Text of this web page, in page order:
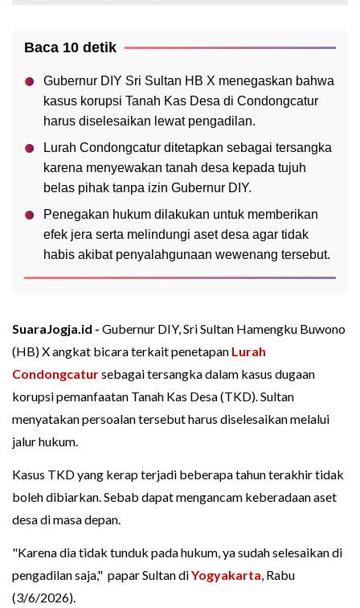
Baca 10 detik
Gubernur DIY Sri Sultan HB X menegaskan bahwa
kasus korupsi Tanah Kas Desa di Condongcatur
harus diselesaikan lewat pengadilan.
Lurah Condongcatur ditetapkan sebagai tersangka
karena menyewakan tanah desa kepada tujuh
belas pihak tanpa izin Gubernur DIY.
Penegakan hukum dilakukan untuk memberikan
efek jera serta melindungi aset desa agar tidak
habis akibat penyalahgunaan wewenang tersebut.
SuaraJogja.id - Gubernur DIY, Sri Sultan Hamengku Buwono
(HB) X angkat bicara terkait penetapan Lurah
Condongcatursebagai tersangka dalam kasus dugaan
korupsi pemanfaatan Tanah Kas Desa (TKD). Sultan
menyatakan persoalan tersebut harus diselesaikan melalui
jalur hukum.
Kasus TKD yang kerap terjadi beberapa tahun terakhir tidak
boleh dibiarkan. Sebab dapat mengancam keberadaan aset
desa di masa depan.
"Karena dia tidak tunduk pada hukum, ya sudah selesaikan di
pengadilan saja," papar Sultan diYogyakarta, Rabu
(3/6/2026).